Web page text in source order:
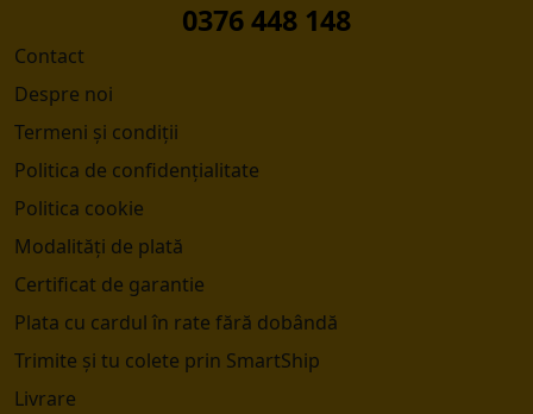
0376 448 148
Contact
Despre noi
Termeni și condiții
Politica de confidențialitate
Politica cookie
Modalități de plată
Certificat de garantie
Plata cu cardul în rate fără dobândă
Trimite și tu colete prin SmartShip
Livrare